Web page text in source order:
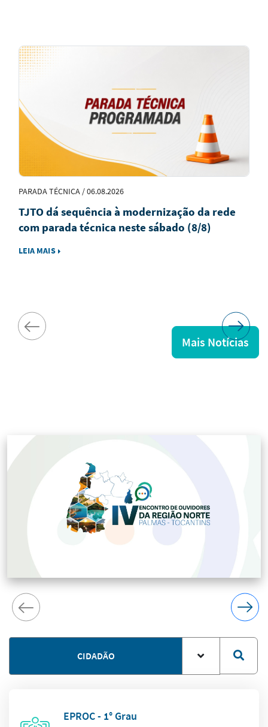
Notícias
em
PARADA TÉCNICA / 06.08.2026
TJTO dá sequência à modernização da rede
com parada técnica neste sábado (8/8)
LEIA MAIS
Mais Notícias
CIDADÃO
EPROC - 1° Grau